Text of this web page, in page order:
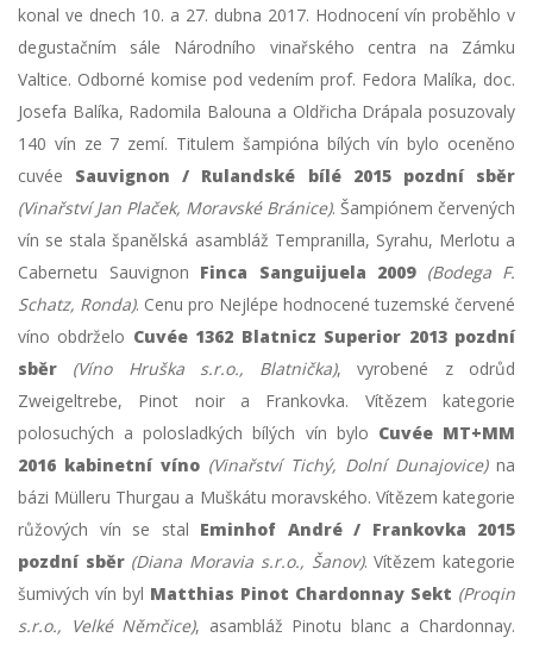
konal ve dnech 10. a 27. dubna 2017. Hodnocení vín proběhlo v
degustačním sále Národního vinařského centra na Zámku
Valtice. Odborné komise pod vedením prof. Fedora Malíka, doc.
Josefa Balíka, Radomila Balouna a Oldřicha Drápala posuzovaly
140 vín ze 7 zemí. Titulem šampióna bílých vín bylo oceněno
cuvée Sauvignon / Rulandské bílé 2015 pozdní sběr
(Vinařství Jan Plaček, Moravské Bránice). Šampiónem červených
vín se stala španělská asambláž Tempranilla, Syrahu, Merlotu a
Cabernetu Sauvignon Finca Sanguijuela 2009 (Bodega F.
Schatz, Ronda). Cenu pro Nejlépe hodnocené tuzemské červené
víno obdrželo Cuvée 1362 Blatnicz Superior 2013 pozdní
sběr
(Víno Hruška s.r.o., Blatnička), vyrobené z odrůd
Zweigeltrebe, Pinot noir a Frankovka. Vítězem kategorie
polosuchých a polosladkých bílých vín bylo Cuvée MT+MM
2016 kabinetní víno (Vinařství Tichý, Dolní Dunajovice)na
bázi Mülleru Thurgau a Muškátu moravského. Vítězem kategorie
růžových vín se stal Eminhof André / Frankovka 2015
pozdní sběr (Diana Moravia s.r.o., Šanov). Vítězem kategorie
šumivých vín byl Matthias Pinot Chardonnay Sekt (Proqin
s.r.o., Velké Němčice), asambláž Pinotu blanc a Chardonnay.